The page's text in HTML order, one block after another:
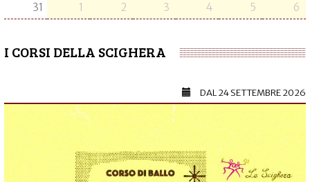
31
1 2 3 4 5 6
I CORSI DELLA SCIGHERA
DAL24 SETTEMBRE 2026